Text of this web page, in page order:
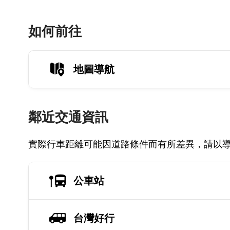
如何前往
地圖導航
鄰近交通資訊
實際行車距離可能因道路條件而有所差異，請以
公車站
台灣好行